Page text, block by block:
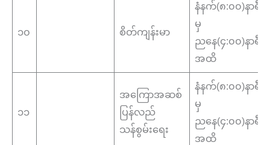
၁၀ စိတ်ကျန်းမာ
နံနက်(၈:၀၀)နာရီ
မှ
ညနေ(၄:၀၀)နာရီ
အထိ
၁၁
အကြောအဆစ်
ပြန်လည်
သန်စွမ်းရေး
နံနက်(၈:၀၀)နာရီ
မှ
ညနေ(၄:၀၀)နာရီ
အထိ